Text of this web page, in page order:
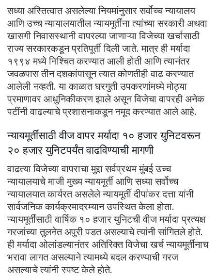
सध्या अस्तित्वात असलेल्या नियमांनुसार सर्वोच्च न्यायालय
आणि उच्च न्यायालयातील न्यायमूर्तींना त्यांच्या सरकारी अथवा
खासगी निवासस्थानी वापरल्या जाणाऱ्या विजेच्या खर्चासाठी
राज्य सरकारकडून प्रतिपूर्ती दिली जाते. मात्र ही मर्यादा
१९९४ मध्ये निश्चित करण्यात आली होती आणि त्यानंतर
जवळपास तीन दशकांपासून त्यात कोणतीही वाढ करण्यात
आलेली नव्हती. या काळात घरगुती उपकरणांमध्ये मोठ्या
प्रमाणावर आधुनिकीकरण झाले असून विजेचा वापरही अनेक
पटींनी वाढल्याचे प्रशासनाकडून नमूद करण्यात आले आहे.
न्यायमूर्तींसाठी वीज वापर मर्यादा १० हजार युनिटवरून
२० हजार युनिटपर्यंत वाढविण्याची मागणी
वाढत्या विजेच्या वापराचा मुद्दा सर्वप्रथम मुंबई उच्च
न्यायालयाचे माजी मुख्य न्यायमूर्ती आणि सध्या सर्वोच्च
न्यायालयात कार्यरत असलेले न्यायमूर्ती दीपांकर दत्ता यांनी
सार्वजनिक कार्यक्रमादरम्यान उपस्थित केला होता.
न्यायमूर्तींसाठी वार्षिक १० हजार युनिटची वीज मर्यादा प्रत्यक्ष
गरजांच्या तुलनेत अपुरी पडत असल्याचे त्यांनी सांगितले होते.
ही मर्यादा ओलांडल्यानंतर अतिरिक्त विजेचा खर्च न्यायमूर्तींनाच
भरावा लागत असल्याने त्यामध्ये बदल करण्याची गरज
असल्याचे त्यांनी स्पष्ट केले होते.